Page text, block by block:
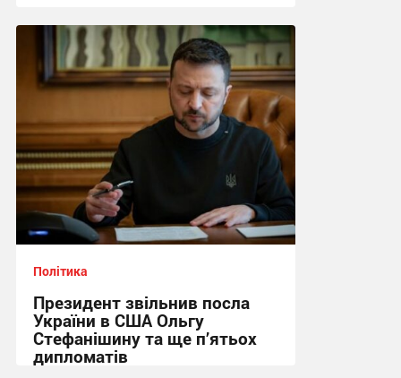
03:35 вчора
Політика
Президент звільнив посла
України в США Ольгу
Стефанішину та ще п’ятьох
дипломатів